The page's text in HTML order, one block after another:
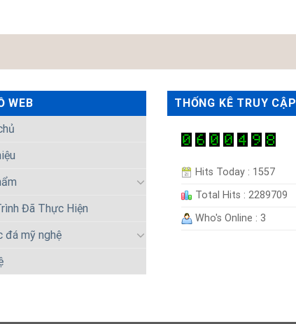
WEB
Đã Thực Hiện
đá mỹ nghệ
THỐNG KÊ TRUY CẬP
Hits Today : 1557
Total Hits : 2289709
Who's Online : 3